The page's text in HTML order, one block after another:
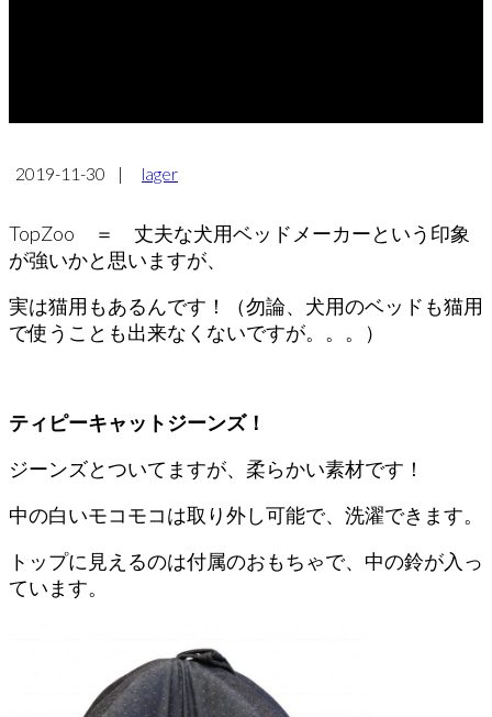
2019-11-30 | lager
TopZoo ＝ 丈夫な犬用ベッドメーカーという印象
が強いかと思いますが、
実は猫用もあるんです！（勿論、犬用のベッドも猫用
で使うことも出来なくないですが。。。）
ティピーキャットジーンズ！
ジーンズとついてますが、柔らかい素材です！
中の白いモコモコは取り外し可能で、洗濯できます。
トップに見えるのは付属のおもちゃで、中の鈴が入っ
ています。